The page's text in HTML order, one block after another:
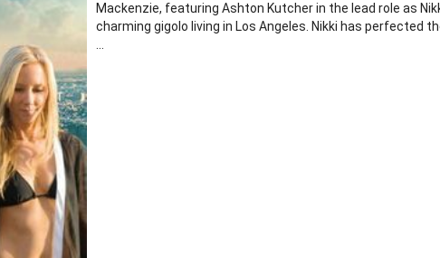
Mackenzie, featuring Ashton Kutcher in the lead role as
charming gigolo living in Los Angeles. Nikki has perfected